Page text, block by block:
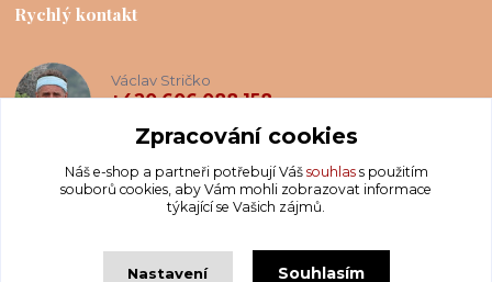
Rychlý kontakt
Václav Stričko
+420 606 088 158
info@krakatis.cz
Zpracování cookies
Náš e-shop a partneři potřebují Váš souhlass použitím
souborů cookies, aby Vám mohli zobrazovat informace
týkající se Vašich zájmů.
Nastavení Souhlasím